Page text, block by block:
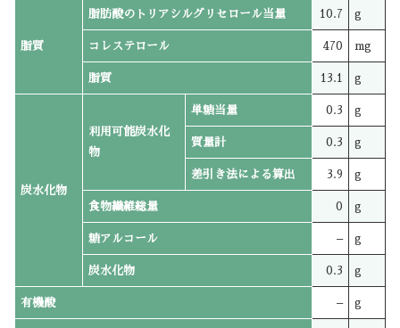
脂質
脂肪酸のトリアシルグリセロール当量 10.7 g
コレステロール 470 mg
脂質 13.1 g
炭水化物
利用可能炭水化
物
単糖当量 0.3 g
質量計 0.3 g
差引き法による算出 3.9 g
食物繊維総量 0 g
糖アルコール – g
炭水化物 0.3 g
有機酸 – g